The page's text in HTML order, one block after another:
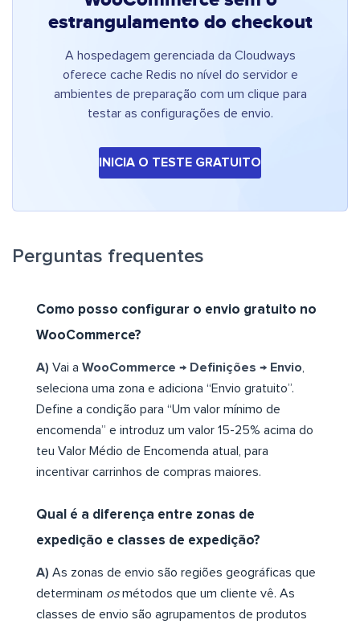
estrangulamento do checkout
A hospedagem gerenciada da Cloudways
oferece cache Redis no nível do servidor e
ambientes de preparação com um clique para
testar as configurações de envio.
INICIA O TESTE GRATUITO
Perguntas frequentes
Como posso configurar o envio gratuito no
WooCommerce?
A) Vai a WooCommerce → Definições → Envio
seleciona uma zona e adiciona “Envio gratuito”.
Define a condição para “Um valor mínimo de
encomenda” e introduz um valor 15-25% acima do
teu Valor Médio de Encomenda atual, para
incentivar carrinhos de compras maiores.
Qual é a diferença entre zonas de
expedição e classes de expedição?
A) As zonas de envio são regiões geográficas que
determinam osmétodos que um cliente vê. As
classes de envio são agrupamentos de produtos